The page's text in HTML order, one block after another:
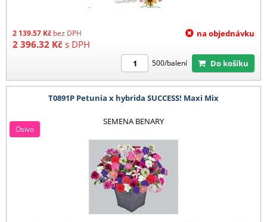
2 139.57 Kč bez DPH
2 396.32 Kč s DPH
na objednávku
500/balení Do košíku
T0891P Petunia x hybrida SUCCESS! Maxi Mix
SEMENA BENARY
Osivo